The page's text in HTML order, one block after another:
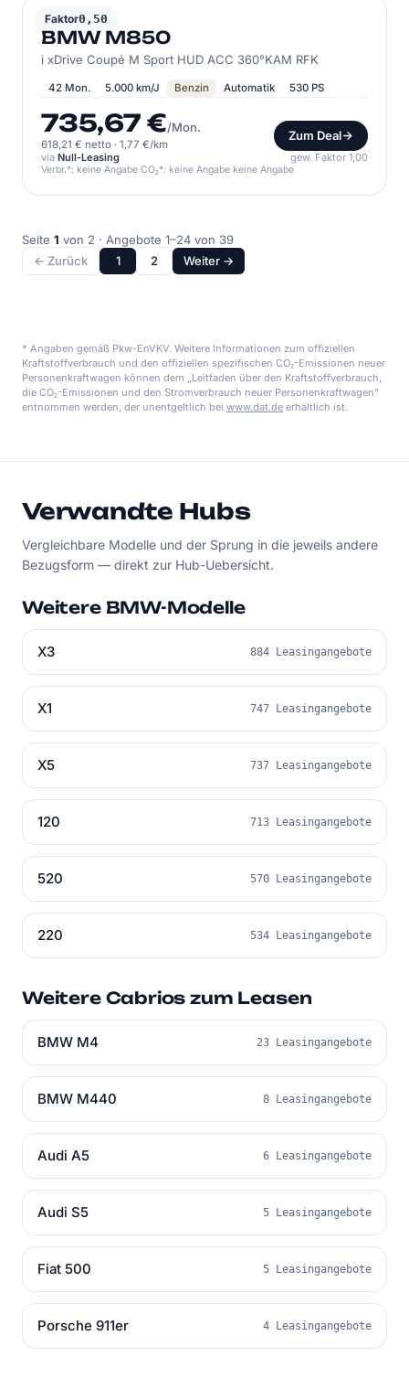
Faktor0,50
BMW
BMW M850
i xDrive Coupé M Sport HUD ACC 360°KAM RFK
42 Mon. 5.000 km/J Benzin Automatik 530 PS
735,67 €/Mon.
618,21 € netto · 1,77 €/km
Zum Deal
via Null-Leasing gew. Faktor 1,00
Verbr.*: keine Angabe CO₂*: keine Angabe keine Angabe
Seite 1 von 2 · Angebote 1–24 von 39
← Zurück
1 2 Weiter →
* Angaben gemäß Pkw-EnVKV. Weitere Informationen zum offiziellen
Kraftstoffverbrauch und den offiziellen spezifischen CO₂-Emissionen neuer
Personenkraftwagen können dem „Leitfaden über den Kraftstoffverbrauch,
die CO₂-Emissionen und den Stromverbrauch neuer Personenkraftwagen"
entnommen werden, der unentgeltlich bei www.dat.de erhältlich ist.
Verwandte Hubs
Vergleichbare Modelle und der Sprung in die jeweils andere
Bezugsform — direkt zur Hub-Uebersicht.
Weitere BMW-Modelle
X3 884 Leasingangebote
X1 747 Leasingangebote
X5 737 Leasingangebote
120 713 Leasingangebote
520 570 Leasingangebote
220 534 Leasingangebote
Weitere Cabrios zum Leasen
BMW M4 23 Leasingangebote
BMW M440 8 Leasingangebote
Audi A5 6 Leasingangebote
Audi S5 5 Leasingangebote
Fiat 500 5 Leasingangebote
Porsche 911er 4 Leasingangebote